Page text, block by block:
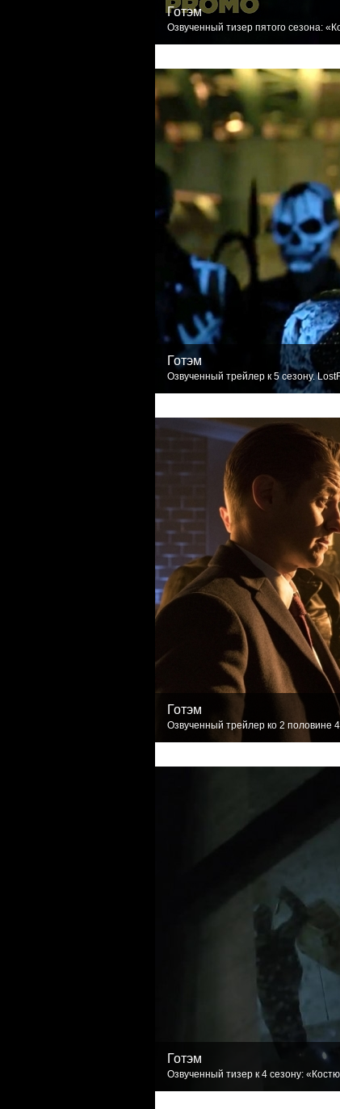
Готэм
Озвученный тизер пятого сезона:
Готэм
Озвученный трейлер к 5 сезону.
Готэм
Озвученный трейлер ко 2 половине
Готэм
Озвученный тизер к 4 сезону: